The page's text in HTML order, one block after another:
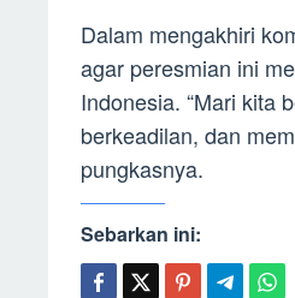
Dalam mengakhiri
agar peresmian ini
Indonesia. “Mari kita
berkeadilan, dan
pungkasnya.
Sebarkan ini: